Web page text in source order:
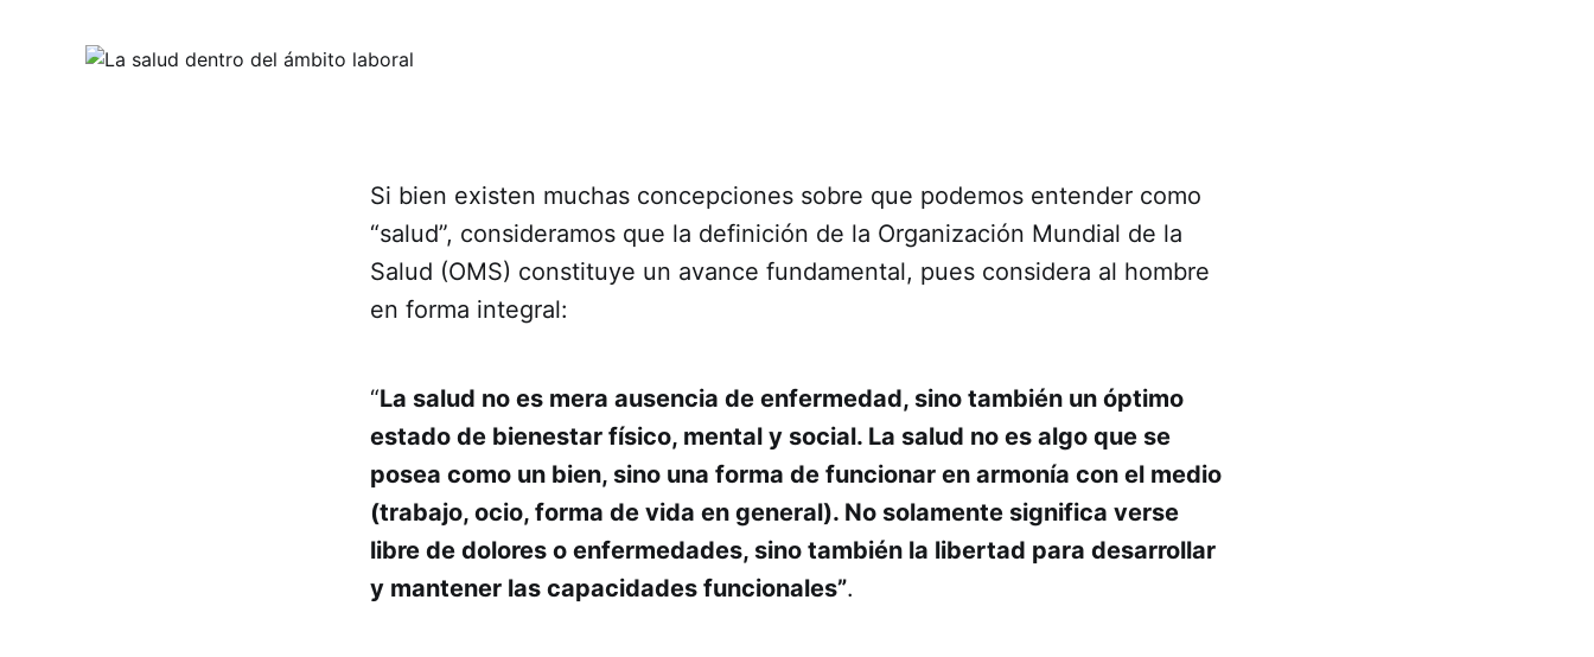
Si bien existen muchas concepciones sobre que podemos entender como
“salud”, consideramos que la definición de la Organización Mundial de la
Salud (OMS) constituye un avance fundamental, pues considera al hombre
en forma integral:
“La salud no es mera ausencia de enfermedad, sino también un óptimo
estado de bienestar físico, mental y social. La salud no es algo que se
posea como un bien, sino una forma de funcionar en armonía con el medio
(trabajo, ocio, forma de vida en general). No solamente significa verse
libre de dolores o enfermedades, sino también la libertad para desarrollar
y mantener las capacidades funcionales”.